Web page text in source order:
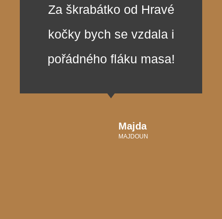
Za škrabátko od Hravé
kočky bych se vzdala i
pořádného fláku masa!
Majda
MAJDOUN